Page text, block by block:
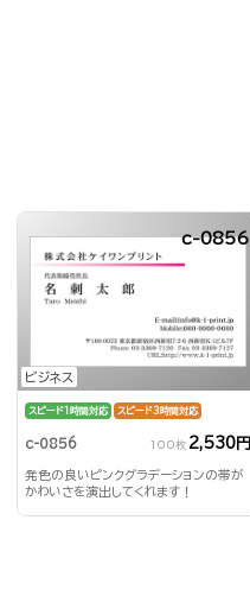
ビジネス
c-0856
スピード1時間対応 スピード3時間対応
c-0856 100枚 2,530円
発色の良いピンクグラデーションの帯が
かわいさを演出してくれます！